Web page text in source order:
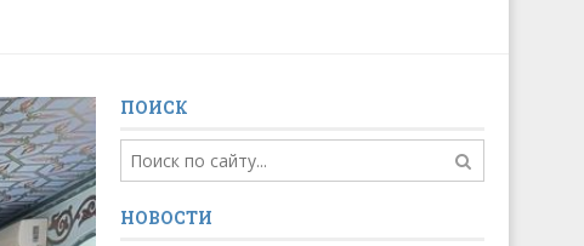
ПОИСК
НОВОСТИ